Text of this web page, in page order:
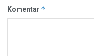
Komentar *